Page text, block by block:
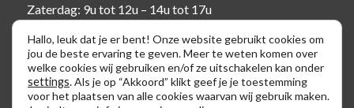
Zaterdag: 9u tot 12u – 14u tot 17u
Hallo, leuk dat je er bent! Onze website gebruikt cookies om
jou de beste ervaring te geven. Meer te weten komen over
welke cookies wij gebruiken en/of ze uitschakelen kan onder
settings.Als je op “Akkoord” klikt geef je je toestemming
voor het plaatsen van alle cookies waarvan wij gebruik maken.